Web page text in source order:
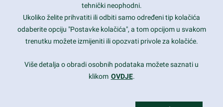
Daily: 9:00 am - 6:00 pm
Sunday: Closed
Copyright 2017FRESHFACE© All Rights Reserved
tehnički neophodni.
Ukoliko želite prihvatiti ili odbiti samo određeni tip kolačića
odaberite opciju "Postavke kolačića", a tom opcijom u svakom
trenutku možete izmijeniti ili opozvati privole za kolačiće.
Više detalja o obradi osobnih podataka možete saznati u
klikom OVDJE.